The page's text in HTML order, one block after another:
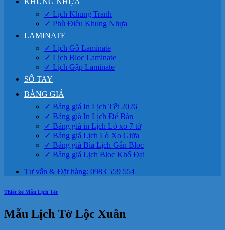
✓ Lịch Khung Tranh
✓ Phù Điêu Khung Nhựa
LAMINATE
✓ Lịch Gỗ Laminate
✓ Lịch Bloc Laminate
✓ Lịch Gập Laminate
SỔ TAY
BẢNG GIÁ
✓ Bảng giá In Lịch Tết 2026
✓ Bảng giá In Lịch Để Bàn
✓ Bảng giá in Lịch Lò xo 7 tờ
✓ Bảng giá Lịch Lò Xo Giữa
✓ Bảng giá Bìa Lịch Gắn Bloc
✓ Bảng giá Lịch Bloc Khổ Đại
Tư vấn & Đặt hàng: 0983 559 554
Thiết kế Mẫu Lịch Tết
Mẫu Lịch Tờ Lộc Xuân